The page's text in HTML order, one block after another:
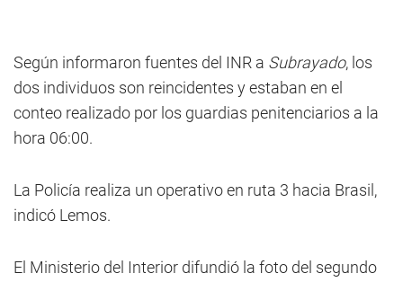
Según informaron fuentes del INR a Subrayado, los
dos individuos son reincidentes y estaban en el
conteo realizado por los guardias penitenciarios a la
hora 06:00.
La Policía realiza un operativo en ruta 3 hacia Brasil,
indicó Lemos.
El Ministerio del Interior difundió la foto del segundo